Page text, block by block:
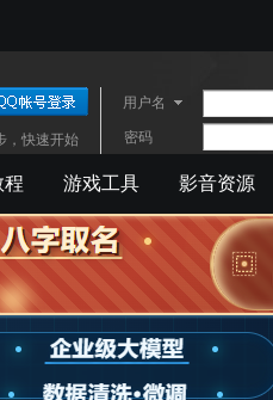
用户名
密码
，快速开始
程 游戏工具 影音资源